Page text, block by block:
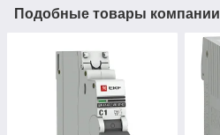
Подобные товары компании